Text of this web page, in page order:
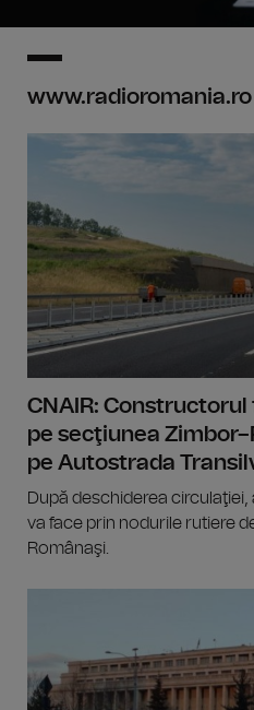
www.radioromania.ro
CNAIR:
pe secţiunea
pe Autostrada
După deschiderea circulaţiei,
va face prin nodurile rutiere
Românaşi.